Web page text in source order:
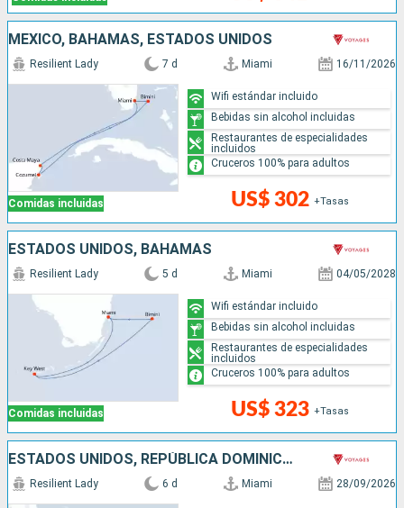
MÉXICO, BAHAMAS, ESTADOS UNIDOS
Comidas incluidas
Resilient Lady 7 d Miami 16/11/2026
US$ 302 +Tasas
Wifi estándar incluido
Bebidas sin alcohol incluidas
Restaurantes de especialidades
incluidos
Cruceros 100% para adultos
ESTADOS UNIDOS, BAHAMAS
Comidas incluidas
Resilient Lady 5 d Miami 04/05/2028
US$ 323 +Tasas
Wifi estándar incluido
Bebidas sin alcohol incluidas
Restaurantes de especialidades
incluidos
Cruceros 100% para adultos
ESTADOS UNIDOS, REPÚBLICA DOMINICANA, BAHAMAS
Resilient Lady 6 d Miami 28/09/2026